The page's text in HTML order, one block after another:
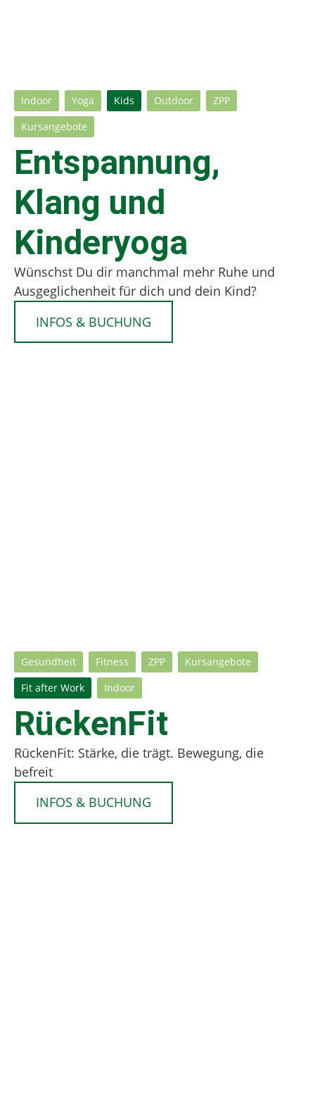
Indoor Yoga Kids Outdoor ZPP
Kursangebote
Entspannung,
Klang und
Kinderyoga
Wünschst Du dir manchmal mehr Ruhe und
Ausgeglichenheit für dich und dein Kind?
INFOS & BUCHUNG
Gesundheit Fitness ZPP Kursangebote
Fit after Work Indoor
RückenFit
RückenFit: Stärke, die trägt. Bewegung, die
befreit
INFOS & BUCHUNG